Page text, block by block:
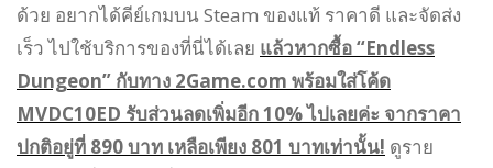
ด้วย อยากได้คีย์เกมบน Steam ของแท้ ราคาดี และจัดส่ง
เร็ว ไปใช้บริการของที่นี่ได้เลย แล้วหากซื้อ “Endless
Dungeon” กับทาง 2Game.com พร้อมใส่โค้ด
MVDC10ED รับส่วนลดเพิ่มอีก 10% ไปเลยค่ะ จากราคา
ปกติอยู่ที่ 890 บาท เหลือเพียง 801 บาทเท่านั้น! ดูราย